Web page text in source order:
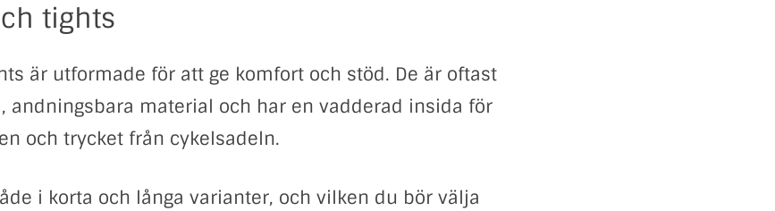
tights
är utformade för att ge komfort och stöd. De är oftast
andningsbara material och har en vadderad insida för
och trycket från cykelsadeln.
i korta och långa varianter, och vilken du bör välja